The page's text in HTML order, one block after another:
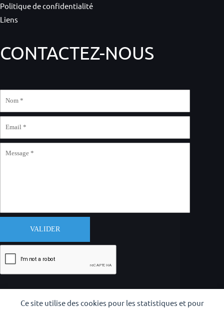
Ce site utilise des cookies pour les statistiques et pour
Politique de confidentialité
Liens
CONTACTEZ-NOUS
VALIDER